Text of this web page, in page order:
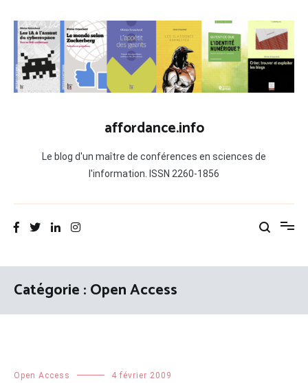
contenu
affordance.info
Le blog d'un maître de conférences en sciences de
l'information. ISSN 2260-1856
Catégorie :Open Access
Open Access 4 février 2009